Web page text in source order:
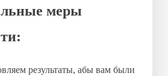
меры
результаты, абы вам были